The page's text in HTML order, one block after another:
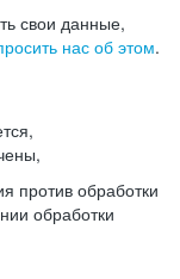
свои данные,
нас об этом.
против обработки
обработки